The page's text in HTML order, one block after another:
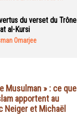
du verset du Trône
al-Kursi
Omarjee
Musulman » : ce que
apportent au
Neiger et Michaël